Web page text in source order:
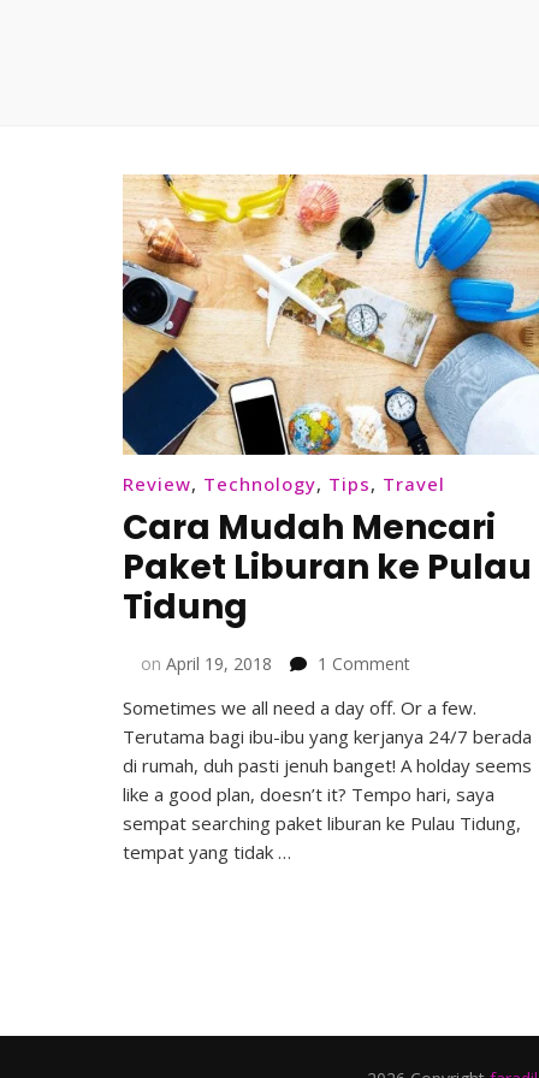
Review, Technology, Tips, Travel
Cara Mudah Mencari
Paket Liburan ke Pulau
Tidung
on April 19, 2018 1 Commenton
Mudah
Mencari
Paket
Liburan
ke
Sometimes we all need a day off. Or a few.
Terutama bagi ibu-ibu yang kerjanya 24/7 berada
di rumah, duh pasti jenuh banget! A holday seems
like a good plan, doesn’t it? Tempo hari, saya
sempat searching paket liburan ke Pulau Tidung,
tempat yang tidak …